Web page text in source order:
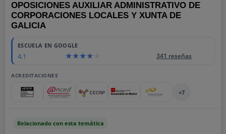
OPOSICIONES AUXILIAR ADMINISTRATIVO DE
CORPORACIONES LOCALES Y XUNTA DE
GALICIA
ESCUELA EN GOOGLE
4.1 341 reseñas
ACREDITACIONES
+7
Relacionado con esta temática